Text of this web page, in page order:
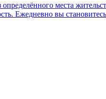
места
Ежедневно вы